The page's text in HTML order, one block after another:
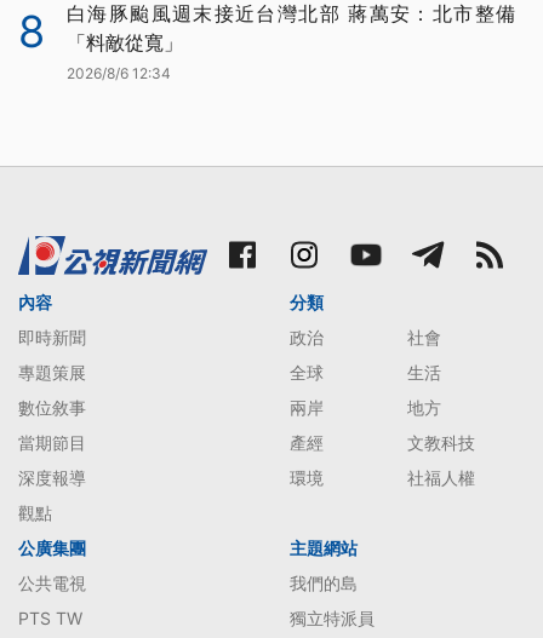
8
白海豚颱風週末接近台灣北部 蔣萬安：北市整備
「料敵從寬」
2026/8/6 12:34
內容
即時新聞
專題策展
數位敘事
當期節目
深度報導
觀點
分類
政治
社會
全球
生活
兩岸
地方
產經
文教科技
環境
社福人權
公廣集團
公共電視
PTS TW
主題網站
我們的島
獨立特派員